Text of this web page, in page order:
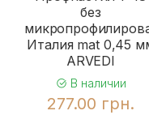
без
Италия mat 0,45
ARVEDI
В наличии
277.00 грн.